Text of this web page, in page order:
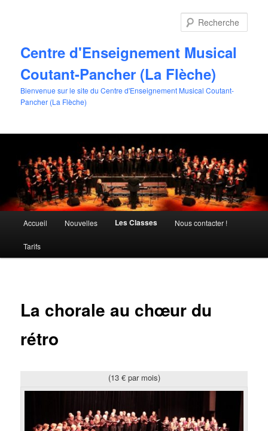
Centre d'Enseignement Musical
Coutant-Pancher (La Flèche)
Bienvenue sur le site du Centre d'Enseignement Musical Coutant-
Pancher (La Flèche)
principal
Accueil Nouvelles Les Classes Nous contacter !
Tarifs
La chorale au chœur du
rétro
(13 € par mois)